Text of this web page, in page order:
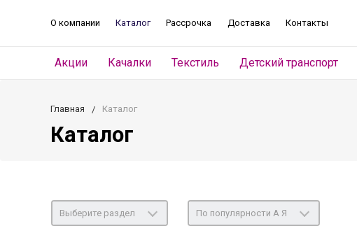
О компании Каталог Рассрочка Доставка Контакты
Акции Качалки Текстиль Детский транспорт
Главная Каталог
Каталог
Выберите раздел По популярности А Я